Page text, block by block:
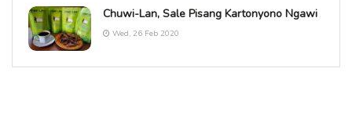
Chuwi-Lan, Sale Pisang Kartonyono Ngawi
Wed, 26 Feb 2020